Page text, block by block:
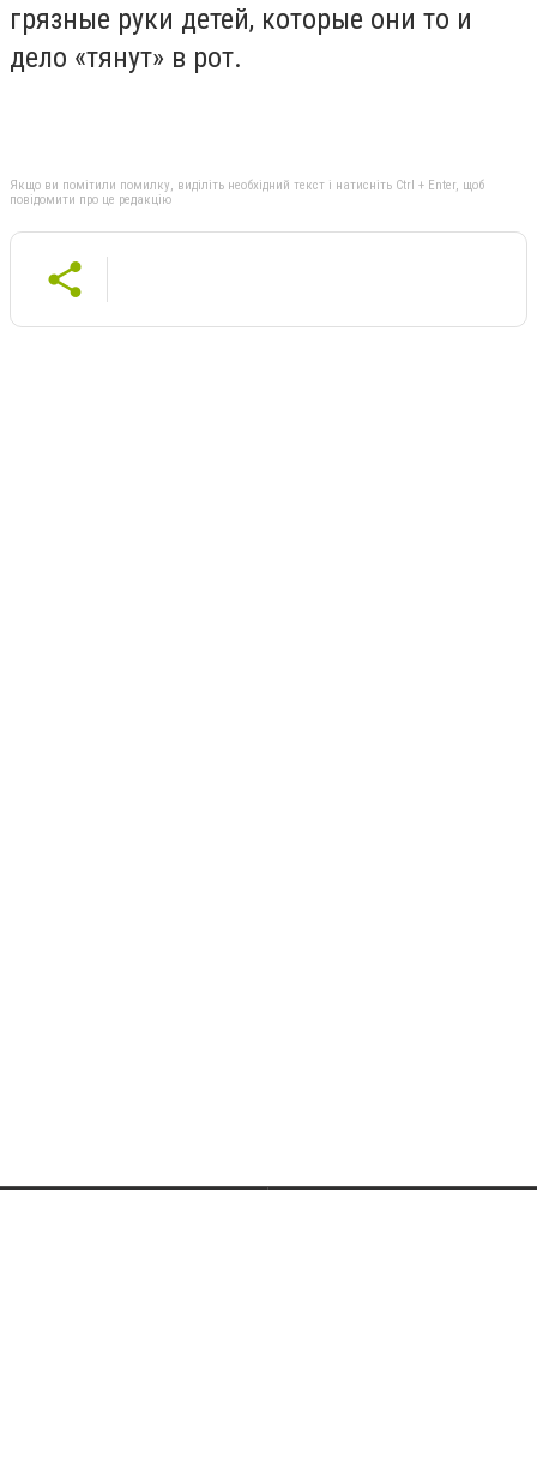
грязные руки детей, которые они то и
дело «тянут» в рот.
Якщо ви помітили помилку, виділіть необхідний текст і натисніть Ctrl + Enter, щоб
повідомити про це редакцію